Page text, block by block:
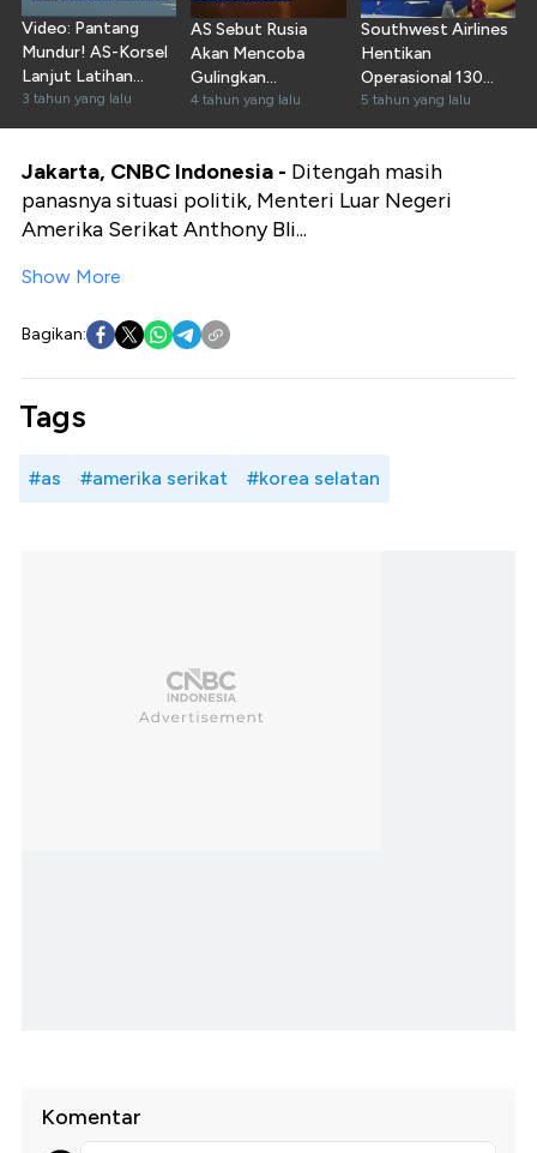
Video: Pantang
Mundur! AS-Korsel
Lanjut Latihan
Militer!
3 tahun yang lalu
AS Sebut Rusia
Akan Mencoba
Gulingkan
Pemerintahan
Ukraina
4 tahun yang lalu
Southwest Airlines
Hentikan
Operasional 130
Boeing 737-800
5 tahun yang lalu
Jakarta, CNBC Indonesia - Ditengah masih
panasnya situasi politik, Menteri Luar Negeri
Amerika Serikat Anthony Bli...
Show More
Bagikan:
Tags
#as #amerika serikat #korea selatan
Komentar